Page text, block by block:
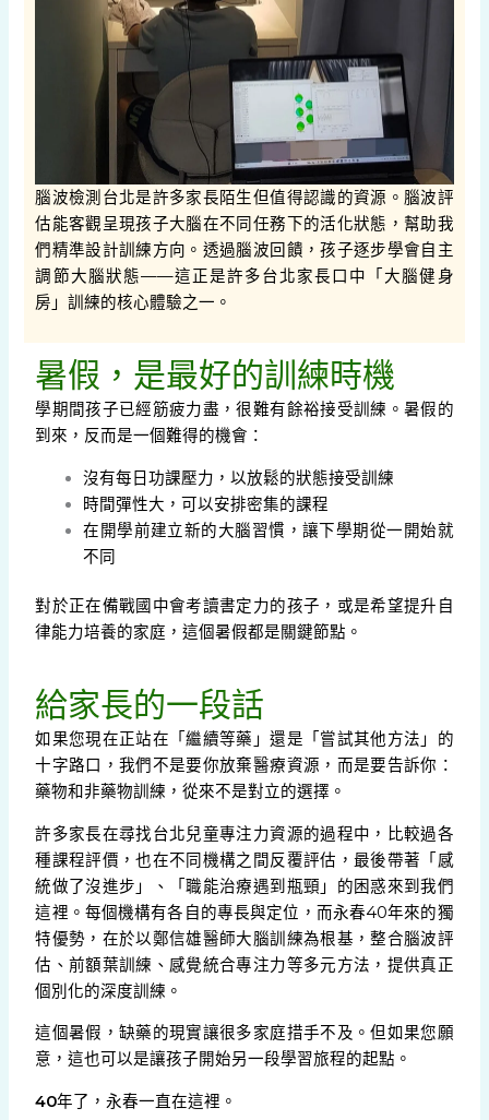
腦波檢測台北是許多家長陌生但值得認識的資源。腦波評
估能客觀呈現孩子大腦在不同任務下的活化狀態，幫助我
們精準設計訓練方向。透過腦波回饋，孩子逐步學會自主
調節大腦狀態——這正是許多台北家長口中「大腦健身
房」訓練的核心體驗之一。
暑假，是最好的訓練時機
學期間孩子已經筋疲力盡，很難有餘裕接受訓練。暑假的
到來，反而是一個難得的機會：
沒有每日功課壓力，以放鬆的狀態接受訓練
時間彈性大，可以安排密集的課程
在開學前建立新的大腦習慣，讓下學期從一開始就
不同
對於正在備戰國中會考讀書定力的孩子，或是希望提升自
律能力培養的家庭，這個暑假都是關鍵節點。
給家長的一段話
如果您現在正站在「繼續等藥」還是「嘗試其他方法」的
十字路口，我們不是要你放棄醫療資源，而是要告訴你：
藥物和非藥物訓練，從來不是對立的選擇。
許多家長在尋找台北兒童專注力資源的過程中，比較過各
種課程評價，也在不同機構之間反覆評估，最後帶著「感
統做了沒進步」、「職能治療遇到瓶頸」的困惑來到我們
這裡。每個機構有各自的專長與定位，而永春40年來的獨
特優勢，在於以鄭信雄醫師大腦訓練為根基，整合腦波評
估、前額葉訓練、感覺統合專注力等多元方法，提供真正
個別化的深度訓練。
這個暑假，缺藥的現實讓很多家庭措手不及。但如果您願
意，這也可以是讓孩子開始另一段學習旅程的起點。
40年了，永春一直在這裡。